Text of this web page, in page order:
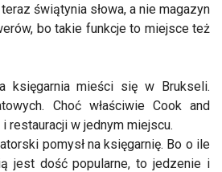
świątynia słowa, a nie magazyn
bo takie funkcje to miejsce też
księgarnia mieści się w Brukseli.
Choć właściwie Cook and
restauracji w jednym miejscu.
pomysł na księgarnię. Bo o ile
jest dość popularne, to jedzenie i